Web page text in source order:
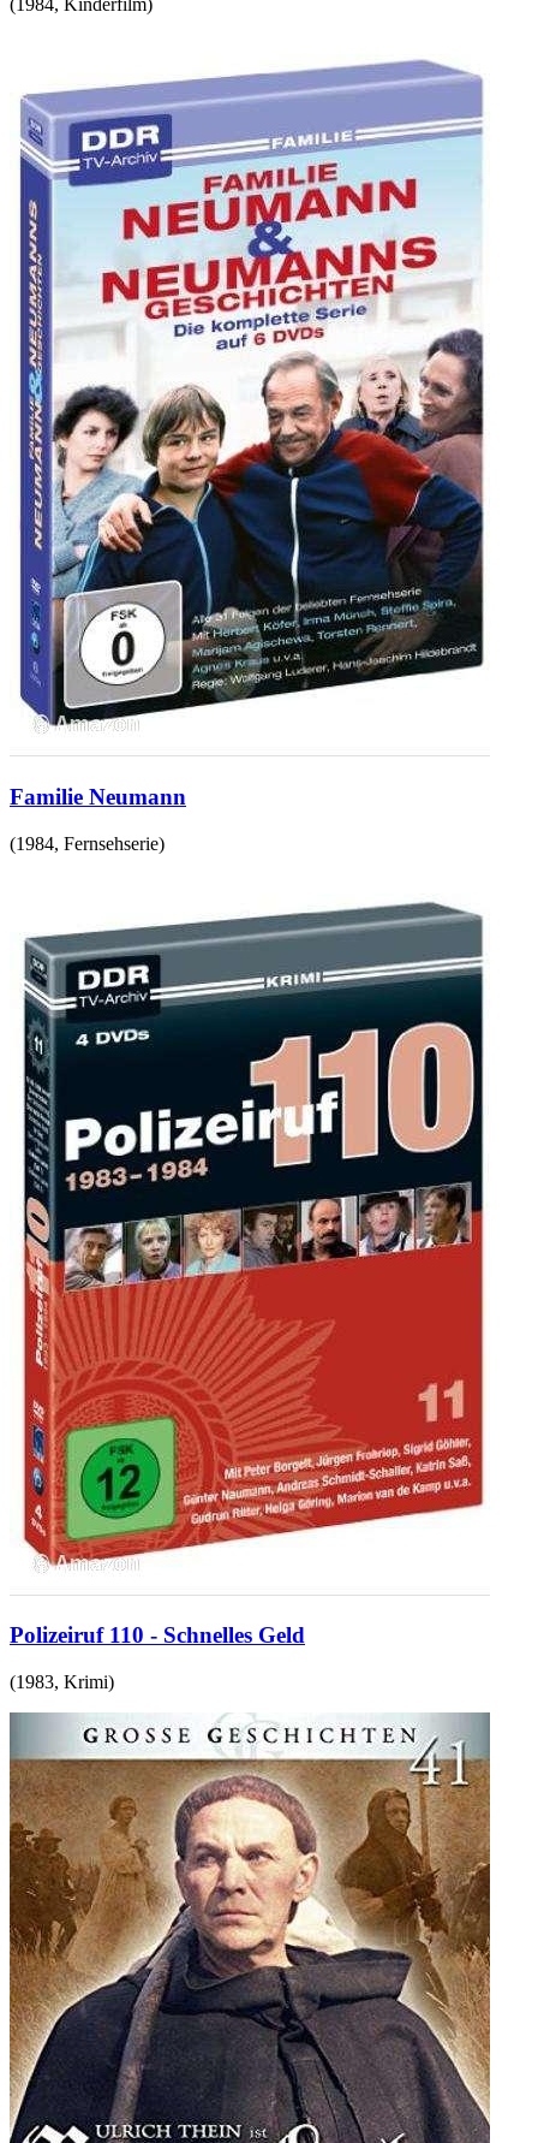
(1984, Kinderfilm)
Familie Neumann
(1984, Fernsehserie)
Polizeiruf 110 - Schnelles Geld
(1983, Krimi)